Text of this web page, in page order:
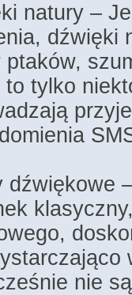
natury –
dźwięki
ptaków,
to tylko
dźwiękowe
nie